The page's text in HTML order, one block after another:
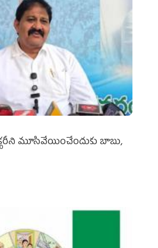
మూసివేయించేందుకు బాబు,